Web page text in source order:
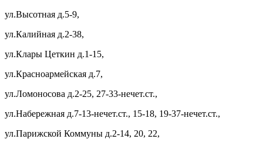
ул.Высотная д.5-9,
ул.Калийная д.2-38,
ул.Клары Цеткин д.1-15,
ул.Красноармейская д.7,
ул.Ломоносова д.2-25, 27-33-нечет.ст.,
ул.Набережная д.7-13-нечет.ст., 15-18, 19-37-нечет.ст.,
ул.Парижской Коммуны д.2-14, 20, 22,